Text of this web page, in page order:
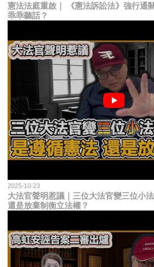
憲法法庭重啟｜ 《憲法訴訟法》強行通
乖乖聽話？
2025-10-23
大法官聲明惹議｜三位大法官變三位小
還是放棄制衡立法權？